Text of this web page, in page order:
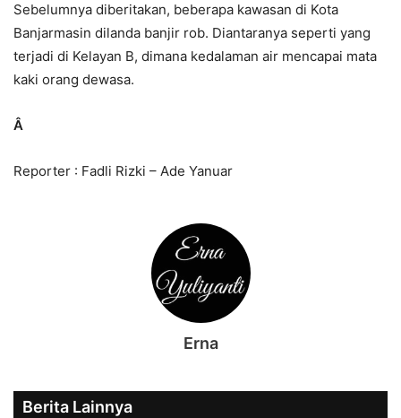
Sebelumnya diberitakan, beberapa kawasan di Kota
Banjarmasin dilanda banjir rob. Diantaranya seperti yang
terjadi di Kelayan B, dimana kedalaman air mencapai mata
kaki orang dewasa.
Â
Reporter : Fadli Rizki – Ade Yanuar
Erna
Berita Lainnya